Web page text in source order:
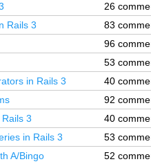
26
Rails 3
83
96
53
in Rails 3
40
92
3
40
in Rails 3
53
A/Bingo
52